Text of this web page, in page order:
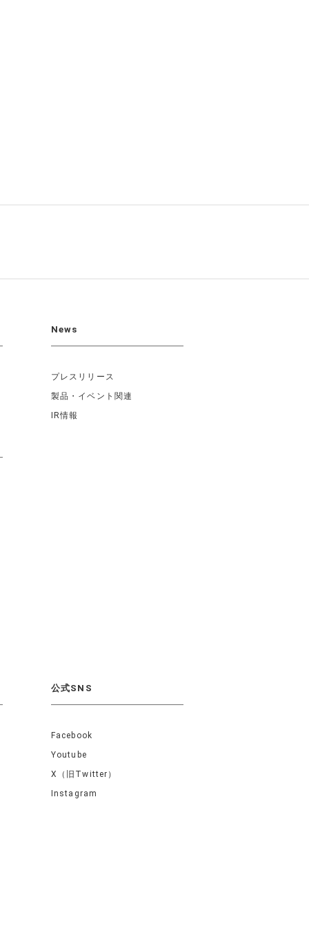
News
プレスリリース
製品・イベント関連
IR情報
公式SNS
Facebook
Youtube
X（旧Twitter）
Instagram